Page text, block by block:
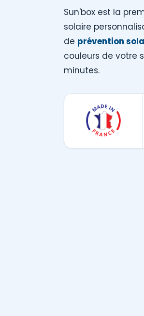
Sun'box est la
solaire
de prévention
couleurs de votre
minutes.